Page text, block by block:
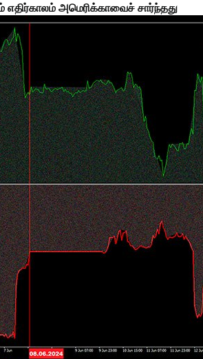
எதிர்காலம் அமெரிக்காவைச் சார்ந்தது